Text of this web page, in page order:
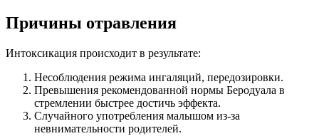
Причины отравления
Интоксикация происходит в результате:
Несоблюдения режима ингаляций, передозировки.
Превышения рекомендованной нормы Беродуала в
стремлении быстрее достичь эффекта.
Случайного употребления малышом из-за
невнимательности родителей.